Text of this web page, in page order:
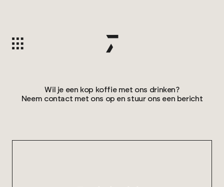
Wil je een kop koffie met ons drinken?
Neem contact met ons op en stuur ons een bericht